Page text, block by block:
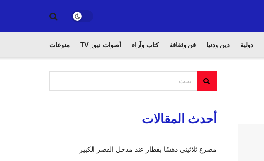
دولية دين ودنيا فن وثقافة كتاب وآراء أصوات نيوز TV منوعات
أحدث المقالات
مصرع ثلاثيني دهسًا بقطار عند مدخل القصر الكبير